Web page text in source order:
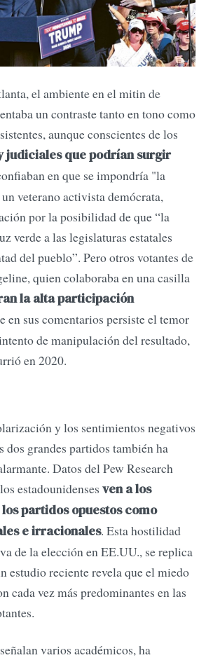
el ambiente en el mitin de
un contraste tanto en tono como
aunque conscientes de los
judiciales que podrían surgir
en que se impondría "la
veterano activista demócrata,
por la posibilidad de que “la
verde a las legislaturas estatales
del pueblo”. Pero otros votantes de
quien colaboraba en una casilla
la alta participación
en sus comentarios persiste el temor
de manipulación del resultado,
en 2020.
y los sentimientos negativos
dos grandes partidos también ha
Datos del Pew Research
estadounidenses ven a los
partidos opuestos como
e irracionales. Esta hostilidad
de la elección en EE.UU., se replica
estudio reciente revela que el miedo
cada vez más predominantes en las
varios académicos, ha